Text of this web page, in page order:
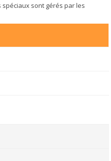
spéciaux sont gérés par les